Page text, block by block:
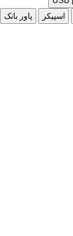
اسپیکر
پاور بانک